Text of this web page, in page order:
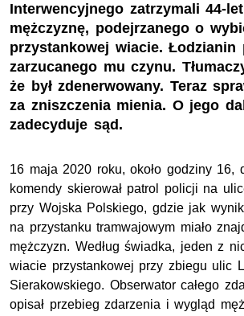
Interwencyjnego zatrzymali 44-
mężczyznę, podejrzanego o
przystankowej wiacie. Łodzianin
zarzucanego mu czynu.
że był zdenerwowany. Teraz
za zniszczenia mienia. O jego
zadecyduje sąd.
16 maja 2020 roku, około godziny 16,
komendy skierował patrol policji na
przy Wojska Polskiego, gdzie jak
na przystanku tramwajowym miało
mężczyzn. Według świadka, jeden z
wiacie przystankowej przy zbiegu ulic
Sierakowskiego. Obserwator całego
opisał przebieg zdarzenia i wygląd